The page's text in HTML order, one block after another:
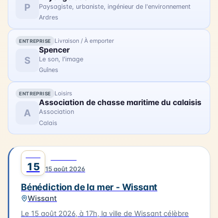
P
Paysagiste, urbaniste, ingénieur de l'environnement
Ardres
ENTREPRISE Livraison / À emporter
S
Spencer
Le son, l'image
Guînes
ENTREPRISE Loisirs
A
Association de chasse maritime du calaisis
Association
Calais
15 15 août 2026
Bénédiction de la mer - Wissant
Wissant
Le 15 août 2026, à 17h, la ville de Wissant célèbre